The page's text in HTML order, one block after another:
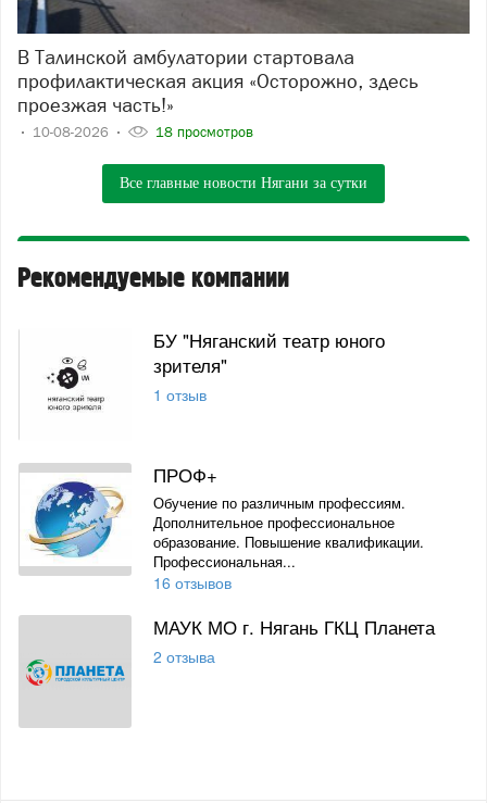
В Талинской амбулатории стартовала
профилактическая акция «Осторожно, здесь
проезжая часть!»
10-08-2026 18 просмотров
Все главные новости Нягани за сутки
Рекомендуемые компании
БУ "Няганский театр юного
зрителя"
1 отзыв
ПРОФ+
Обучение по различным профессиям.
Дополнительное профессиональное
образование. Повышение квалификации.
Профессиональная...
16 отзывов
МАУК МО г. Нягань ГКЦ Планета
2 отзыва